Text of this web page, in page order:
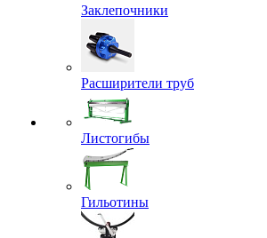
Заклепочники
Расширители труб
Листогибы
Гильотины